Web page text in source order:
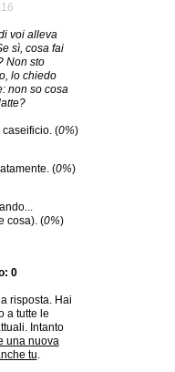
voi alleva
sì, cosa fai
Non sto
lo chiedo
non so cosa
caseificio. (0%)
(0%)
cosa). (0%)
0
risposta. Hai
a tutte le
Intanto
una nuova
tu.